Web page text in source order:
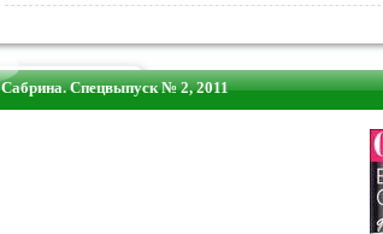
Сабрина. Спецвыпуск № 2, 2011